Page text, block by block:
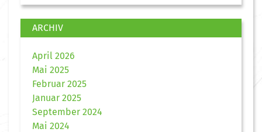
ARCHIV
April 2026
Mai 2025
Februar 2025
Januar 2025
September 2024
Mai 2024